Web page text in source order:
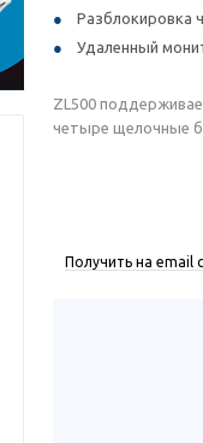
Разблокировка
Удаленный
ZL500
четыре щелочные
Получить на email